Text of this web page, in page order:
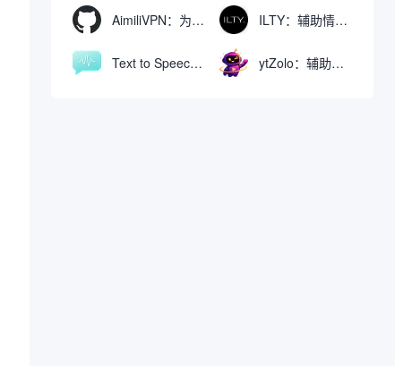
AimiliVPN：为Linux提供纯净出站家庭IP的VPN代理网关 ILTY：辅助情绪疏导与提供行动建议的AI陪伴工具
Text to Speech AI：支持多说话人与情感控制的文字转语音工具 ytZolo：辅助创建和优化YouTube视频内容的生成工具